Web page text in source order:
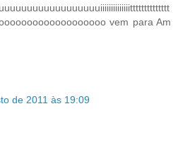
vem para Am
de 2011 às 19:09